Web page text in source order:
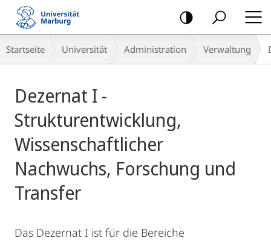
Mobile-
Navigation
Breadcrumb-
Navigation
Startseite Universität Administration Verwaltung
Dezernat I -
Strukturentwicklung,
Wissenschaftlicher
Nachwuchs, Forschung und
Transfer
Das Dezernat I ist für die Bereiche